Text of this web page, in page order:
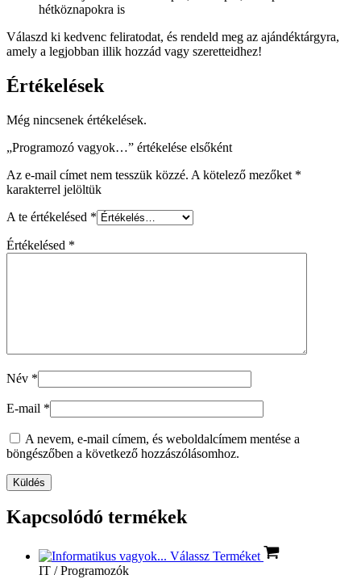
hétköznapokra is
Válaszd ki kedvenc feliratodat, és rendeld meg az ajándéktárgyra,
amely a legjobban illik hozzád vagy szeretteidhez!
Értékelések
Még nincsenek értékelések.
„Programozó vagyok…” értékelése elsőként
Az e-mail címet nem tesszük közzé. A kötelező mezőket *
karakterrel jelöltük
A te értékelésed *
Értékelésed *
Név *
E-mail *
A nevem, e-mail címem, és weboldalcímem mentése a
böngészőben a következő hozzászólásomhoz.
Kapcsolódó termékek
Válassz Terméket
IT / Programozók